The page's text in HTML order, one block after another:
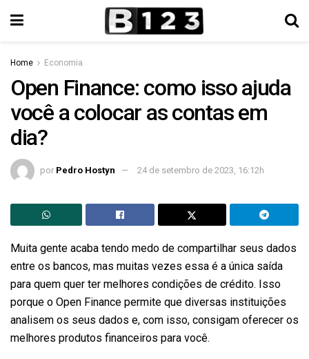
Home Economia
Open Finance: como isso ajuda
você a colocar as contas em
dia?
por Pedro Hostyn 24 de setembro de 2023, 16:12h
Muita gente acaba tendo medo de compartilhar seus dados
entre os bancos, mas muitas vezes essa é a única saída
para quem quer ter melhores condições de crédito. Isso
porque o Open Finance permite que diversas instituições
analisem os seus dados e, com isso, consigam oferecer os
melhores produtos financeiros para você.